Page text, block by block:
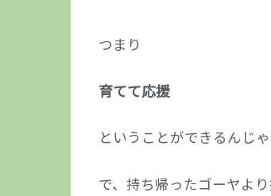
つまり
育てて応援
ということができるんじ
で、持ち帰ったゴーヤよ